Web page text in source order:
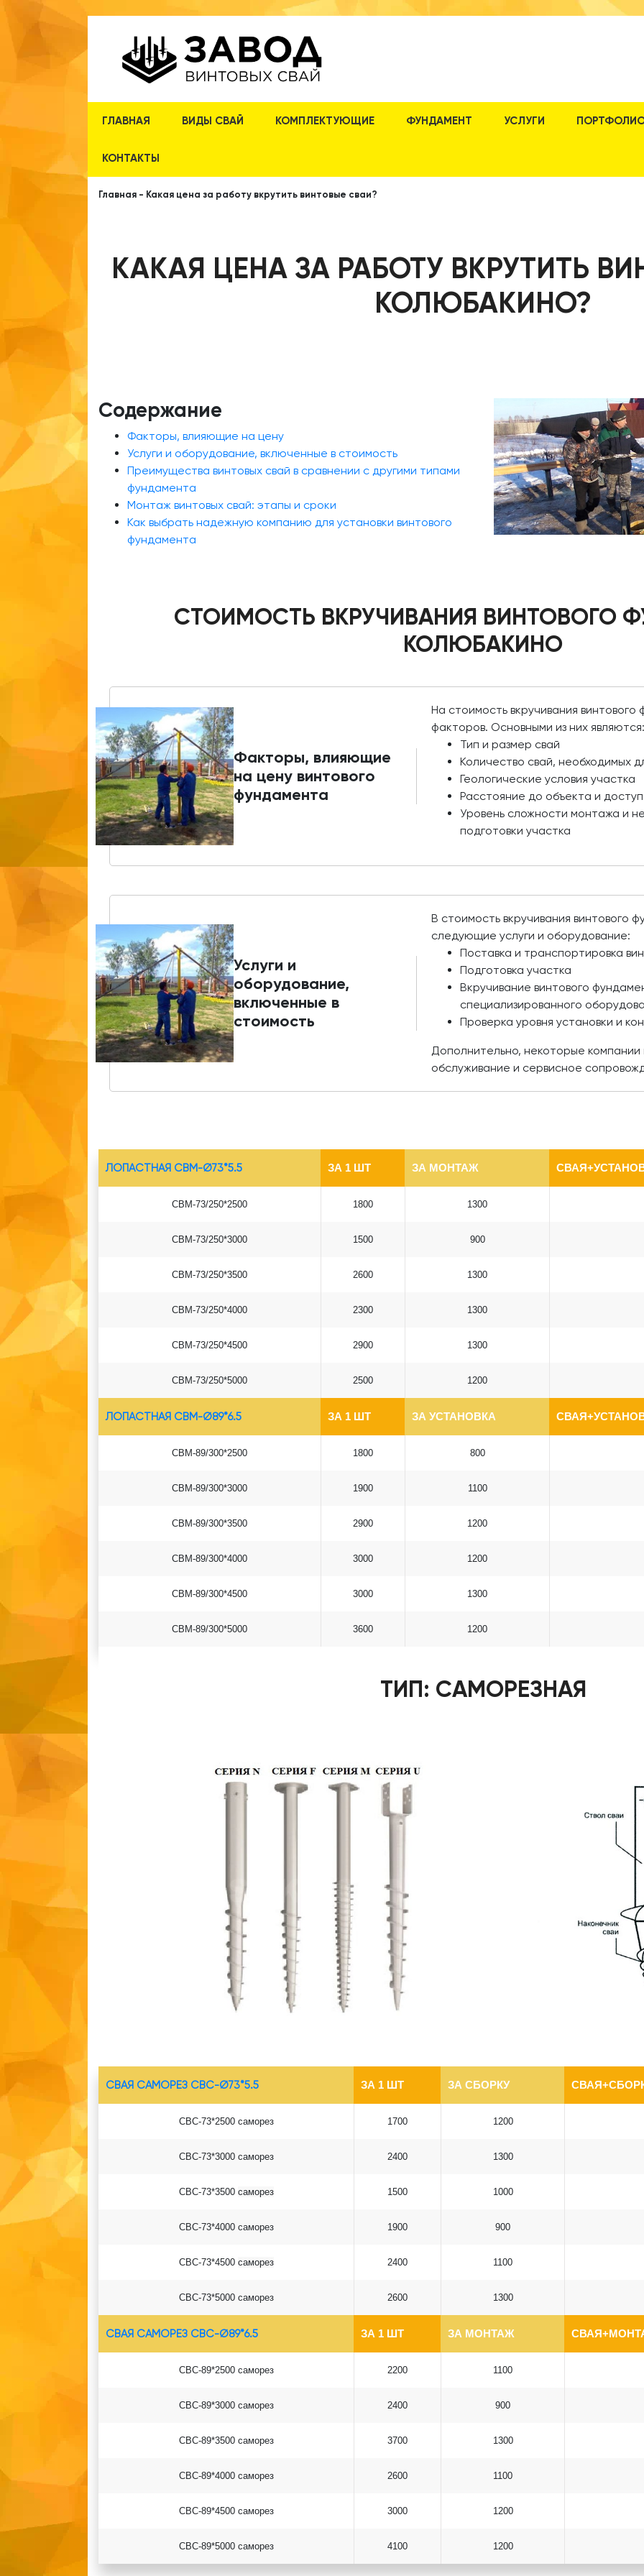
ГЛАВНАЯ ВИДЫ СВАЙ КОМПЛЕКТУЮЩИЕ ФУНДАМЕНТ УСЛУГИ
КОНТАКТЫ
Главная - Какая цена за работу вкрутить винтовые сваи?
КАКАЯ ЦЕНА ЗА РАБОТУ ВКРУТИТЬ
КОЛЮБАКИНО?
Содержание
Факторы, влияющие на цену
Услуги и оборудование, включенные в стоимость
Преимущества винтовых свай в сравнении с другими типами
фундамента
Монтаж винтовых свай: этапы и сроки
Как выбрать надежную компанию для установки винтового
фундамента
СТОИМОСТЬ ВКРУЧИВАНИЯ ВИНТОВОГО
КОЛЮБАКИНО
Факторы, влияющие
на цену винтового
фундамента
На стоимость вкручивания
факторов. Основными из них
Тип и размер свай
Количество свай, необходимых
Геологические условия участка
Расстояние до объекта и
Уровень сложности монтажа и
подготовки участка
Услуги и
оборудование,
включенные в
стоимость
В стоимость вкручивания винтового
следующие услуги и оборудование:
Поставка и транспортировка
Подготовка участка
Вкручивание винтового
специализированного
Проверка уровня установки и
Дополнительно, некоторые компании
обслуживание и сервисное
ЛОПАСТНАЯ СВМ-Ø73*5.5 ЗА 1 ШТ ЗА МОНТАЖ
СВМ-73/250*2500 1800 1300
СВМ-73/250*3000 1500 900
СВМ-73/250*3500 2600 1300
СВМ-73/250*4000 2300 1300
СВМ-73/250*4500 2900 1300
СВМ-73/250*5000 2500 1200
ЛОПАСТНАЯ СВМ-Ø89*6.5 ЗА 1 ШТ ЗА УСТАНОВКА
СВМ-89/300*2500 1800 800
СВМ-89/300*3000 1900 1100
СВМ-89/300*3500 2900 1200
СВМ-89/300*4000 3000 1200
СВМ-89/300*4500 3000 1300
СВМ-89/300*5000 3600 1200
ТИП: САМОРЕЗНАЯ
СВАЯ САМОРЕЗ СВС-Ø73*5.5 ЗА 1 ШТ ЗА СБОРКУ
СВС-73*2500 саморез 1700 1200
СВС-73*3000 саморез 2400 1300
СВС-73*3500 саморез 1500 1000
СВС-73*4000 саморез 1900 900
СВС-73*4500 саморез 2400 1100
СВС-73*5000 саморез 2600 1300
СВАЯ САМОРЕЗ СВС-Ø89*6.5 ЗА 1 ШТ ЗА МОНТАЖ
СВС-89*2500 саморез 2200 1100
СВС-89*3000 саморез 2400 900
СВС-89*3500 саморез 3700 1300
СВС-89*4000 саморез 2600 1100
СВС-89*4500 саморез 3000 1200
СВС-89*5000 саморез 4100 1200